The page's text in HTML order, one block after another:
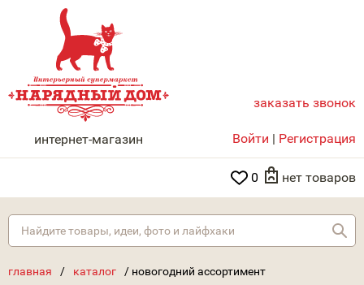
НАРЯДНЫЙ ДОМ
интернет-магазин
заказать звонок
Войти | Регистрация
0 нет товаров
главная / каталог / новогодний ассортимент